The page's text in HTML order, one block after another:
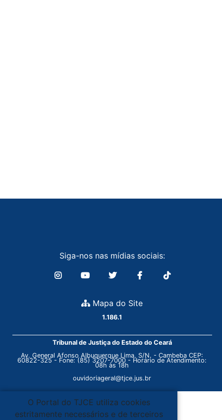
Siga-nos nas mídias sociais:
Mapa do Site
1.186.1
Tribunal de Justiça do Estado do Ceará
Av. General Afonso Albuquerque Lima, S/N. - Cambeba CEP:
60822-325 - Fone: (85) 3207-7000 - Horário de Atendimento:
08h às 18h
ouvidoriageral@tjce.jus.br
O Portal do TJCE utiliza cookies
estritamente necessários e de terceiros